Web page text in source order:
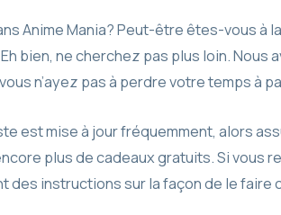
Anime Mania? Peut-être êtes-vous à
bien, ne cherchez pas plus loin. Nous
n’ayez pas à perdre votre temps à
est mise à jour fréquemment, alors
plus de cadeaux gratuits. Si vous
des instructions sur la façon de le faire